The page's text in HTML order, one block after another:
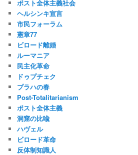
ポスト全体主義社会
ヘルシンキ宣言
市民フォーラム
憲章77
ビロード離婚
ルーマニア
民主化革命
ドゥプチェク
プラハの春
Post-Totalitarianism
ポスト全体主義
洞窟の比喩
ハヴェル
ビロード革命
反体制知識人